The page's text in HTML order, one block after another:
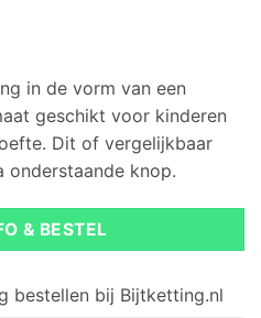
in de vorm van een
geschikt voor kinderen
Dit of vergelijkbaar
knop.
& BESTEL
bestellen bij Bijtketting.nl